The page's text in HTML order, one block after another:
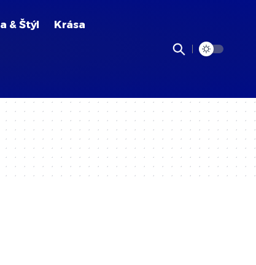
& Štýl Krása